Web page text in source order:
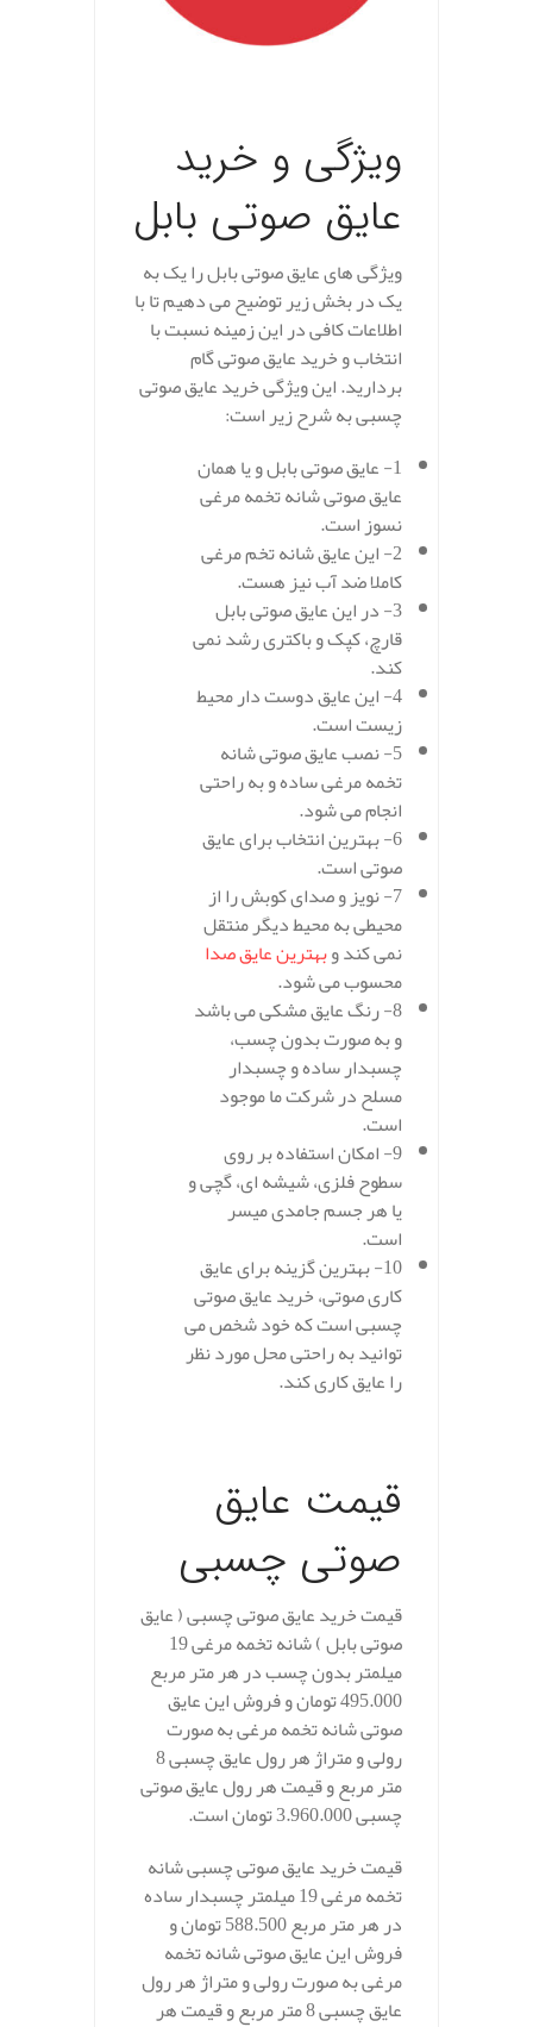
ویژگی و خرید
عایق صوتی بابل
ویژگی های عایق صوتی بابل را یک به
یک در بخش زیر توضیح می دهیم تا با
اطلاعات کافی در این زمینه نسبت با
انتخاب و خرید عایق صوتی گام
بردارید. این ویژگی خرید عایق صوتی
چسبی به شرح زیر است:
1- عایق صوتی بابل و یا همان
عایق صوتی شانه تخمه مرغی
نسوز است.
2- این عایق شانه تخم مرغی
کاملا ضد آب نیز هست.
3- در این عایق صوتی بابل
قارچ، کپک و باکتری رشد نمی
کند.
4- این عایق دوست دار محیط
زیست است.
5- نصب عایق صوتی شانه
تخمه مرغی ساده و به راحتی
انجام می شود.
6- بهترین انتخاب برای عایق
صوتی است.
7- نویز و صدای کوبش را از
محیطی به محیط دیگر منتقل
نمی کند وبهترین عایق صدا
محسوب می شود.
8- رنگ عایق مشکی می باشد
و به صورت بدون چسب،
چسبدار ساده و چسبدار
مسلح در شرکت ما موجود
است.
9- امکان استفاده بر روی
سطوح فلزی، شیشه ای، گچی و
یا هر جسم جامدی میسر
است.
10- بهترین گزینه برای عایق
کاری صوتی، خرید عایق صوتی
چسبی است که خود شخص می
توانید به راحتی محل مورد نظر
را عایق کاری کند.
قیمت عایق
صوتی چسبی
قیمت خرید عایق صوتی چسبی ( عایق
صوتی بابل ) شانه تخمه مرغی 19
میلمتر بدون چسب در هر متر مربع
495.000 تومان و فروش این عایق
صوتی شانه تخمه مرغی به صورت
رولی و متراژ هر رول عایق چسبی 8
متر مربع و قیمت هر رول عایق صوتی
چسبی 3.960.000 تومان است.
قیمت خرید عایق صوتی چسبی شانه
تخمه مرغی 19 میلمتر چسبدار ساده
در هر متر مربع 588.500 تومان و
فروش این عایق صوتی شانه تخمه
مرغی به صورت رولی و متراژ هر رول
عایق چسبی 8 متر مربع و قیمت هر